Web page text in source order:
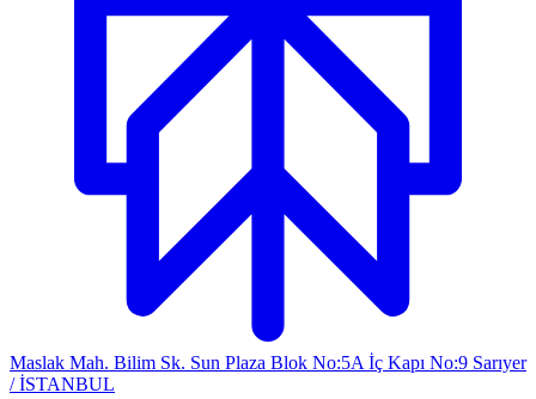
Maslak Mah. Bilim Sk. Sun Plaza Blok No:5A İç Kapı No:9 Sarıyer
/ İSTANBUL